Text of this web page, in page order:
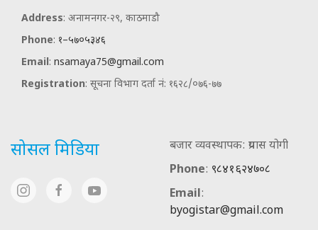
Address: अनामनगर-२९, काठमाडौ
Phone: १–५७०५३४६
Email: nsamaya75@gmail.com
Registration: सूचना विभाग दर्ता नं: १६२८/०७६-७७
सोसल मिडिया
बजार व्यवस्थापक: प्रयास योगी
Phone: ९८४१६२४७०८
Email:
byogistar@gmail.com